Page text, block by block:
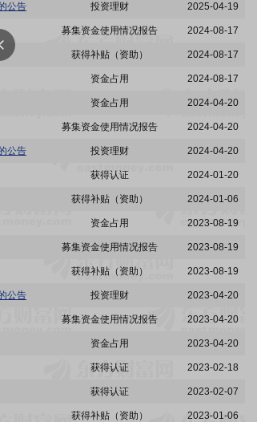
公告 投资理财 2025-04-19
募集资金使用情况报告 2024-08-17
获得补贴（资助） 2024-08-17
资金占用 2024-08-17
资金占用 2024-04-20
募集资金使用情况报告 2024-04-20
公告 投资理财 2024-04-20
获得认证 2024-01-20
获得补贴（资助） 2024-01-06
资金占用 2023-08-19
募集资金使用情况报告 2023-08-19
获得补贴（资助） 2023-08-19
公告 投资理财 2023-04-20
募集资金使用情况报告 2023-04-20
资金占用 2023-04-20
获得认证 2023-02-18
获得认证 2023-02-07
获得补贴（资助） 2023-01-06